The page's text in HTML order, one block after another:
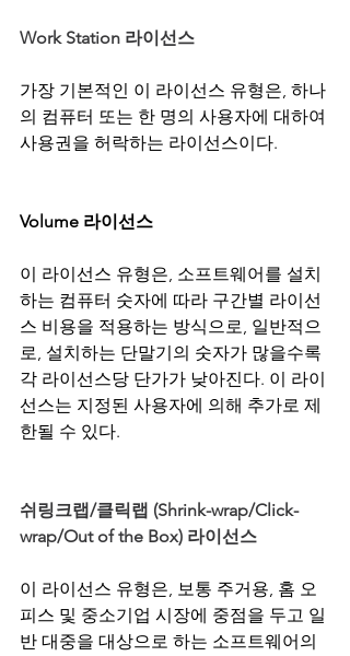
Work Station 라이선스
가장 기본적인 이 라이선스 유형은, 하나
의 컴퓨터 또는 한 명의 사용자에 대하여
사용권을 허락하는 라이선스이다.
Volume 라이선스
이 라이선스 유형은, 소프트웨어를 설치
하는 컴퓨터 숫자에 따라 구간별 라이선
스 비용을 적용하는 방식으로, 일반적으
로, 설치하는 단말기의 숫자가 많을수록
각 라이선스당 단가가 낮아진다. 이 라이
선스는 지정된 사용자에 의해 추가로 제
한될 수 있다.
쉬링크랩/클릭랩 (Shrink-wrap/Click-
wrap/Out of the Box) 라이선스
이 라이선스 유형은, 보통 주거용, 홈 오
피스 및 중소기업 시장에 중점을 두고 일
반 대중을 대상으로 하는 소프트웨어의